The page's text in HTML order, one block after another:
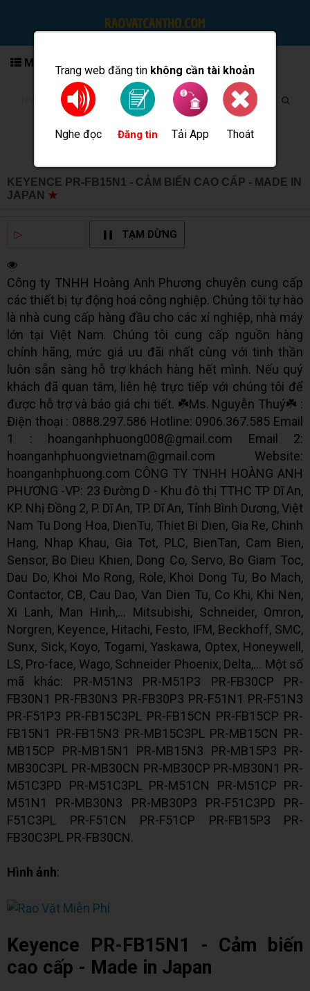
Trang web đăng tin không cần tài khoản
Nghe đọc Đăng tin Tải App Thoát
MENU
KEYENCE PR-FB15N1 - CẢM BIẾN CAO CẤP - MADE IN
JAPAN ★
▷ TẠM DỪNG
Công ty TNHH Hoàng Anh Phương chuyên cung cấp
các thiết bị tự động hoá công nghiệp. Chúng tôi tự hào
là nhà cung cấp hàng đầu cho các xí nghiệp, nhà máy
lớn tại Việt Nam. Chúng tôi cung cấp nguồn hàng
chính hãng, mức giá ưu đãi nhất cùng với tinh thần
luôn sẵn sàng hỗ trợ khách hàng hết mình. Nếu quý
khách đã quan tâm, liên hệ trực tiếp với chúng tôi để
được hỗ trợ và báo giá chi tiết. ☘️Ms. Nguyễn Thuý☘️ :
Điện thoại : 0888.297.586 Hotline: 0906.367.585 Email
1 : hoanganhphuong008@gmail.com Email 2:
hoanganhphuongvietnam@gmail.com Website:
hoanganhphuong.com CÔNG TY TNHH HOÀNG ANH
PHƯƠNG -VP: 23 Đường D - Khu đô thị TTHC TP Dĩ An,
KP. Nhị Đồng 2, P. Dĩ An, TP. Dĩ An, Tỉnh Bình Dương, Việt
Nam Tu Dong Hoa, DienTu, Thiet Bi Dien, Gia Re, Chinh
Hang, Nhap Khau, Gia Tot, PLC, BienTan, Cam Bien,
Sensor, Bo Dieu Khien, Dong Co, Servo, Bo Giam Toc,
Dau Do, Khoi Mo Rong, Role, Khoi Dong Tu, Bo Mach,
Contactor, CB, Cau Dao, Van Dien Tu, Co Khi, Khi Nen,
Xi Lanh, Man Hinh,... Mitsubishi, Schneider, Omron,
Norgren, Keyence, Hitachi, Festo, IFM, Beckhoff, SMC,
Sunx, Sick, Koyo, Togami, Yaskawa, Optex, Honeywell,
LS, Pro-face, Wago, Schneider Phoenix, Delta,... Một số
mã khác: PR-M51N3 PR-M51P3 PR-FB30CP PR-
FB30N1 PR-FB30N3 PR-FB30P3 PR-F51N1 PR-F51N3
PR-F51P3 PR-FB15C3PL PR-FB15CN PR-FB15CP PR-
FB15N1 PR-FB15N3 PR-MB15C3PL PR-MB15CN PR-
MB15CP PR-MB15N1 PR-MB15N3 PR-MB15P3 PR-
MB30C3PL PR-MB30CN PR-MB30CP PR-MB30N1 PR-
M51C3PD PR-M51C3PL PR-M51CN PR-M51CP PR-
M51N1 PR-MB30N3 PR-MB30P3 PR-F51C3PD PR-
F51C3PL PR-F51CN PR-F51CP PR-FB15P3 PR-
FB30C3PL PR-FB30CN.
Hình ảnh:
Keyence PR-FB15N1 - Cảm biến
cao cấp - Made in Japan